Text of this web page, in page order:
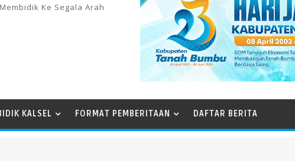
Membidik Ke Segala Arah
KALSEL FORMAT PEMBERITAAN DAFTAR BERITA